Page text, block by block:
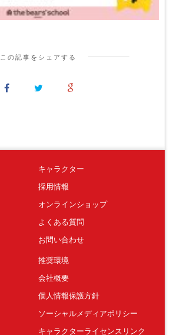
この記事をシェアする
キャラクター
採用情報
オンラインショップ
よくある質問
お問い合わせ
推奨環境
会社概要
個人情報保護方針
ソーシャルメディアポリシー
キャラクターライセンスリンク